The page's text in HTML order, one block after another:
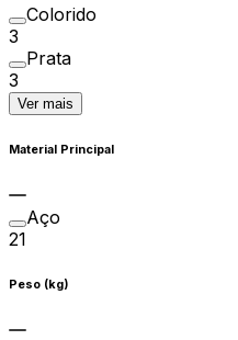
Colorido
3
Prata
3
Ver mais
Material Principal
Aço
21
Peso (kg)